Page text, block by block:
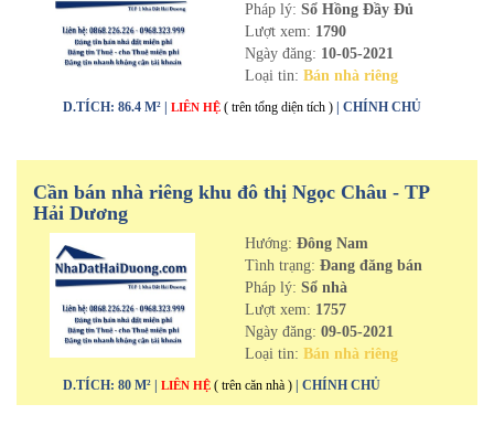
Pháp lý: Sổ Hồng Đầy Đủ
Lượt xem: 1790
Ngày đăng: 10-05-2021
Loại tin: Bán nhà riêng
D.TÍCH: 86.4 M² | LIÊN HỆ ( trên tổng diện tích ) | CHÍNH CHỦ
Cần bán nhà riêng khu đô thị Ngọc Châu - TP
Hải Dương
Hướng: Đông Nam
Tình trạng: Đang đăng bán
Pháp lý: Sổ nhà
Lượt xem: 1757
Ngày đăng: 09-05-2021
Loại tin: Bán nhà riêng
D.TÍCH: 80 M² | LIÊN HỆ ( trên căn nhà ) | CHÍNH CHỦ